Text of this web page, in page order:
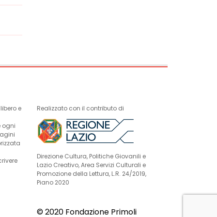
e
ogni
Realizzato con il contributo di
Direzione Cultura, Politiche Giovanili e
Lazio Creativo, Area Servizi Culturali e
Promozione della Lettura, L.R. 24/2019,
Piano 2020
© 2020 Fondazione Primoli